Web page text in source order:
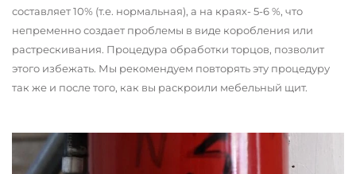
составляет 10% (т.е. нормальная), а на краях- 5-6 %, что
непременно создает проблемы в виде коробления или
растрескивания. Процедура обработки торцов, позволит
этого избежать. Мы рекомендуем повторять эту процедуру
так же и после того, как вы раскроили мебельный щит.